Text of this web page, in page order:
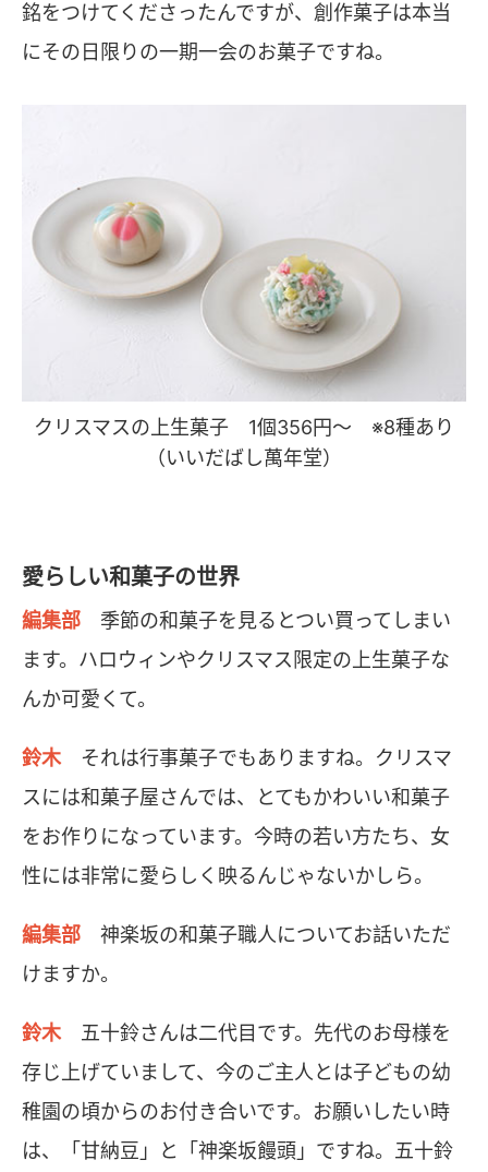
銘をつけてくださったんですが、創作菓子は本当
にその日限りの一期一会のお菓子ですね。
クリスマスの上生菓子 1個356円〜 ※8種あり
（いいだばし萬年堂）
愛らしい和菓子の世界
編集部
季節の和菓子を見るとつい買ってしまい
ます。ハロウィンやクリスマス限定の上生菓子な
んか可愛くて。
鈴木
それは行事菓子でもありますね。クリスマ
スには和菓子屋さんでは、とてもかわいい和菓子
をお作りになっています。今時の若い方たち、女
性には非常に愛らしく映るんじゃないかしら。
編集部
神楽坂の和菓子職人についてお話いただ
けますか。
鈴木
五十鈴さんは二代目です。先代のお母様を
存じ上げていまして、今のご主人とは子どもの幼
稚園の頃からのお付き合いです。お願いしたい時
は、「甘納豆」と「神楽坂饅頭」ですね。五十鈴